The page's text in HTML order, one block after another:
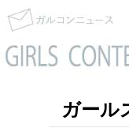
ガール